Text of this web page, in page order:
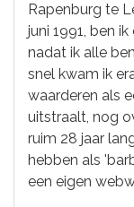
Rapenburg te
juni 1991, ben
nadat ik alle
snel kwam ik
waarderen als
uitstraalt, nog
ruim 28 jaar
hebben als
een eigen